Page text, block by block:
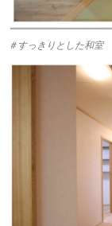
＃すっきりとした和室